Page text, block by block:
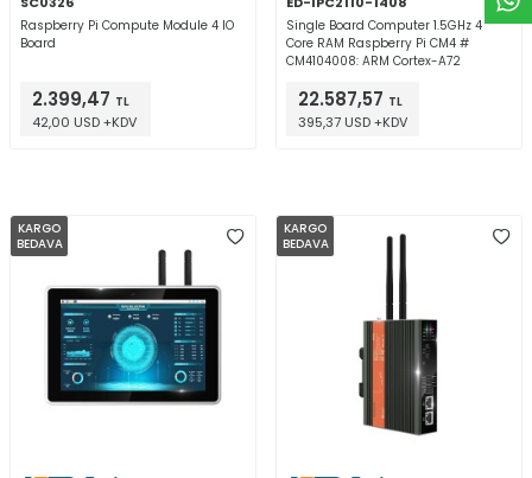
Raspberry Pi Compute Module 4 IO
Board
2.399,47 TL
42,00 USD +KDV
Single Board Computer 1.5GHz 4
Core RAM Raspberry Pi CM4 #
CM4104008: ARM Cortex-A72
22.587,57 TL
395,37 USD +KDV
KARGO
BEDAVA
KARGO
BEDAVA